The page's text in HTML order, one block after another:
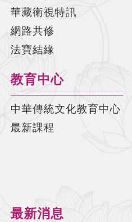
瓊老師)
瓊老師)
瓊老師)
瓊老師)
老師)
老師)
老師)
瓊老師)
華藏衛視特訊
網路共修
法寶結緣
教育中心
中華傳統文化教育中心
最新課程
最新消息